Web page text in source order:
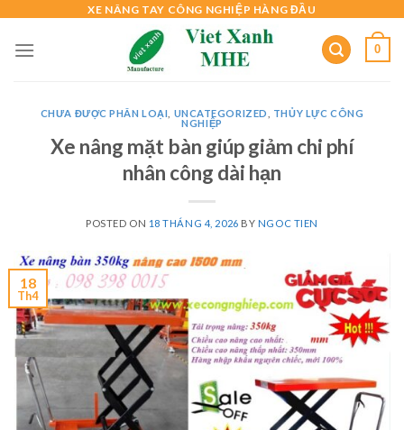
content
XE NÂNG TAY CÔNG NGHIỆP HÀNG ĐẦU
0
CHƯA ĐƯỢC PHÂN LOẠI UNCATEGORIZED
THỦY LỰC CÔNG
NGHIỆP
Xe nâng mặt bàn giúp giảm chi phí
nhân công dài hạn
POSTED ON 18 THÁNG 4, 2026 BY NGOC TIEN
18
Th4